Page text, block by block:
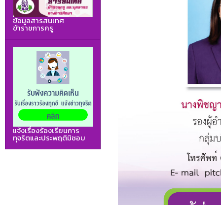
ข้อมูลสารสนเทศ
ข้าราชการครู
แจ้งเรื่องร้องเรียนการ
ทุจริตและประพฤติมิชอบ